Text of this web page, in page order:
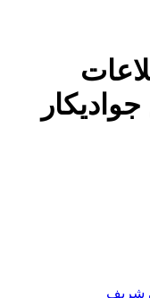
شریف